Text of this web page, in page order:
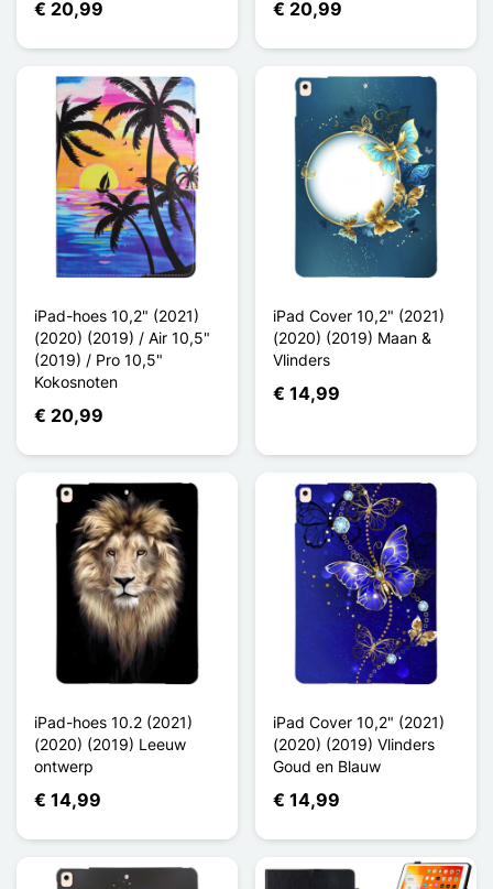
€ 20,99 € 20,99
iPad-hoes 10,2" (2021)
(2020) (2019) / Air 10,5"
(2019) / Pro 10,5"
Kokosnoten
€ 20,99
iPad Cover 10,2" (2021)
(2020) (2019) Maan &
Vlinders
€ 14,99
iPad-hoes 10.2 (2021)
(2020) (2019) Leeuw
ontwerp
€ 14,99
iPad Cover 10,2" (2021)
(2020) (2019) Vlinders
Goud en Blauw
€ 14,99